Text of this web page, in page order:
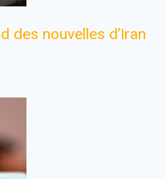
des nouvelles d’Iran